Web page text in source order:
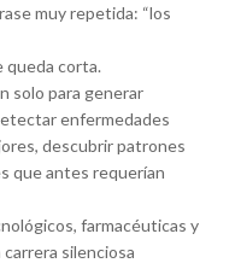
muy repetida: “los
queda corta.
solo para generar
enfermedades
descubrir patrones
que antes requerían
farmacéuticas y
silenciosa